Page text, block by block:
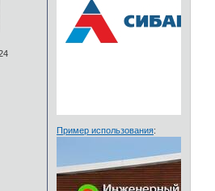
Пример использования: